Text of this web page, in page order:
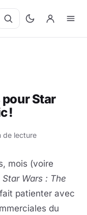
Star
!
de lecture
mois (voire
Star Wars : The
patienter avec
du